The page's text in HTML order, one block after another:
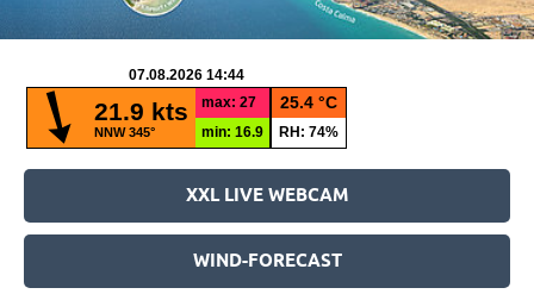
XXL LIVE WEBCAM
WIND-FORECAST